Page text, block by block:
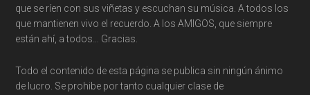
que se ríen con sus viñetas y escuchan su música. A todos los
que mantienen vivo el recuerdo. A los AMIGOS, que siempre
están ahí, a todos… Gracias.
Todo el contenido de esta página se publica sin ningún ánimo
de lucro. Se prohibe por tanto cualquier clase de